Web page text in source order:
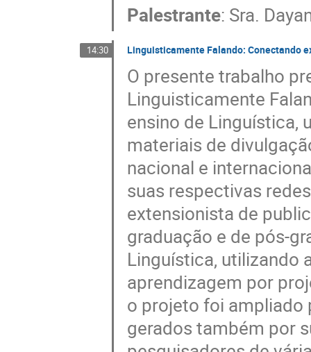
Palestrante: Sra.
14:30 Linguisticamente Falando: Conectando
O presente trabalho
Linguisticamente
ensino de Linguística,
materiais de
nacional e
suas respectivas
extensionista de
graduação e de pós-
Linguística, utilizando
aprendizagem por
o projeto foi ampliado
gerados também por